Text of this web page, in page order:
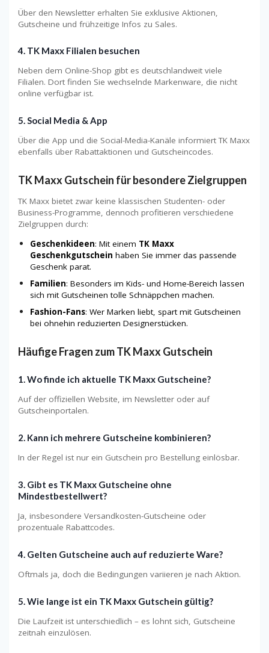
Über den Newsletter erhalten Sie exklusive Aktionen,
Gutscheine und frühzeitige Infos zu Sales.
4. TK Maxx Filialen besuchen
Neben dem Online-Shop gibt es deutschlandweit viele
Filialen. Dort finden Sie wechselnde Markenware, die nicht
online verfügbar ist.
5. Social Media & App
Über die App und die Social-Media-Kanäle informiert TK Maxx
ebenfalls über Rabattaktionen und Gutscheincodes.
TK Maxx Gutschein für besondere Zielgruppen
TK Maxx bietet zwar keine klassischen Studenten- oder
Business-Programme, dennoch profitieren verschiedene
Zielgruppen durch:
Geschenkideen: Mit einem TK Maxx
Geschenkgutschein haben Sie immer das passende
Geschenk parat.
Familien: Besonders im Kids- und Home-Bereich lassen
sich mit Gutscheinen tolle Schnäppchen machen.
Fashion-Fans: Wer Marken liebt, spart mit Gutscheinen
bei ohnehin reduzierten Designerstücken.
Häufige Fragen zum TK Maxx Gutschein
1. Wo finde ich aktuelle TK Maxx Gutscheine?
Auf der offiziellen Website, im Newsletter oder auf
Gutscheinportalen.
2. Kann ich mehrere Gutscheine kombinieren?
In der Regel ist nur ein Gutschein pro Bestellung einlösbar.
3. Gibt es TK Maxx Gutscheine ohne
Mindestbestellwert?
Ja, insbesondere Versandkosten-Gutscheine oder
prozentuale Rabattcodes.
4. Gelten Gutscheine auch auf reduzierte Ware?
Oftmals ja, doch die Bedingungen variieren je nach Aktion.
5. Wie lange ist ein TK Maxx Gutschein gültig?
Die Laufzeit ist unterschiedlich – es lohnt sich, Gutscheine
zeitnah einzulösen.